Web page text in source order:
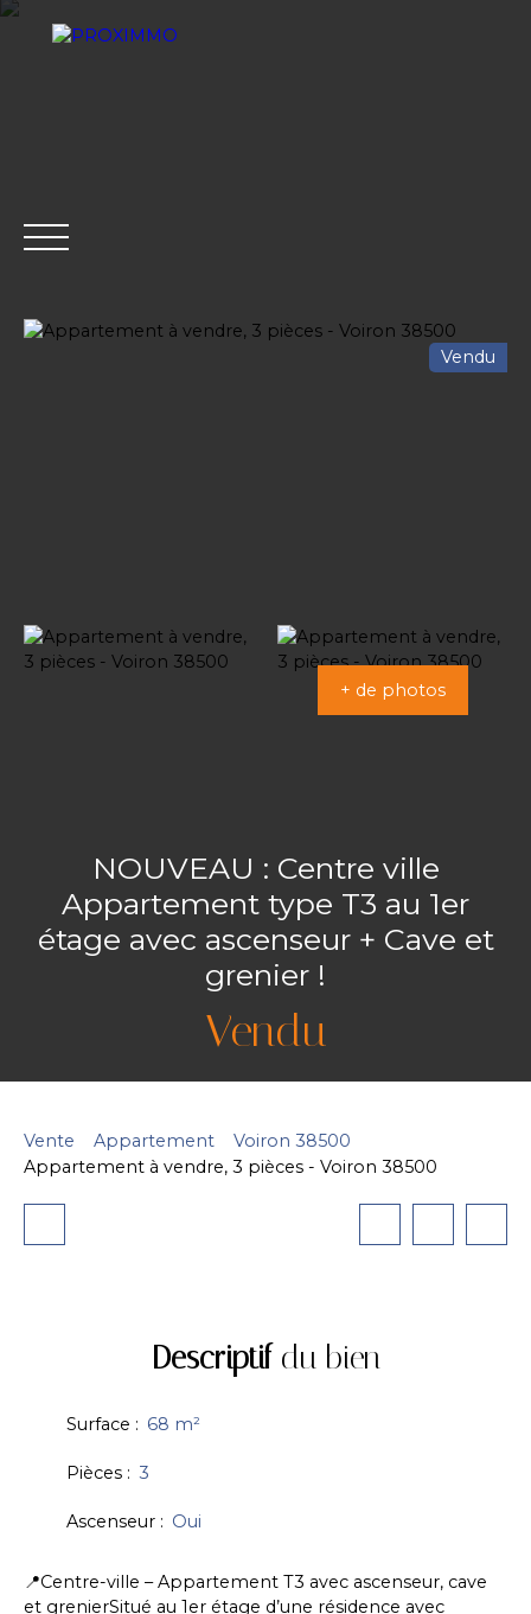
GESTION
Vendu
+ de photos
NOUVEAU : Centre ville
Appartement type T3 au 1er
étage avec ascenseur + Cave et
grenier !
Vendu
Vente Appartement
Voiron 38500
Appartement à vendre, 3 pièces - Voiron 38500
Descriptifdu bien
Surface : 68 m²
Pièces : 3
Ascenseur : Oui
📍Centre-ville – Appartement T3 avec ascenseur, cave
et grenierSitué au 1er étage d’une résidence avec